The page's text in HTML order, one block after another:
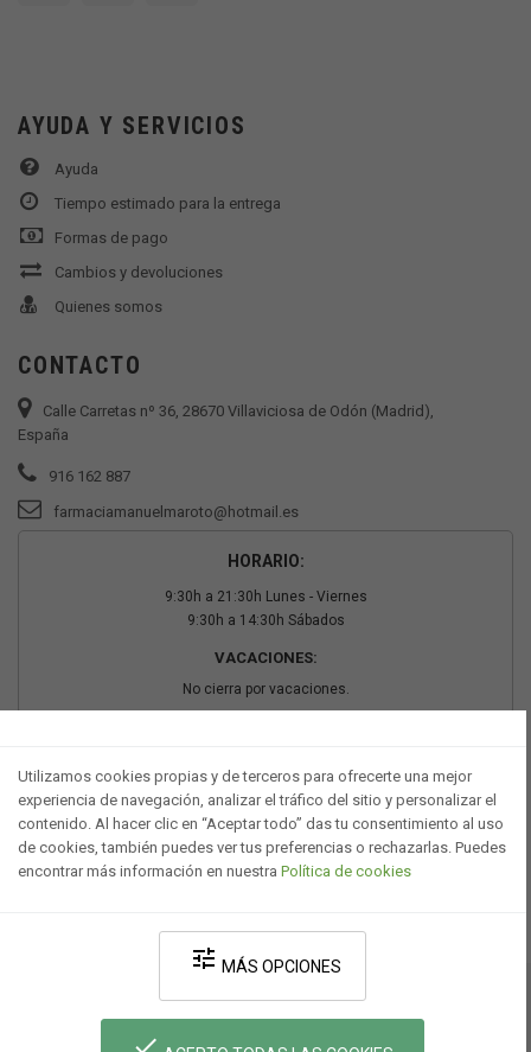
AYUDA Y SERVICIOS
Ayuda
Tiempo estimado para la entrega
Formas de pago
Cambios y devoluciones
Quienes somos
CONTACTO
Calle Carretas nº 36, 28670 Villaviciosa de Odón (Madrid),
España
916 162 887
farmaciamanuelmaroto@hotmail.es
HORARIO:
9:30h a 21:30h Lunes - Viernes
9:30h a 14:30h Sábados
VACACIONES:
No cierra por vacaciones.
Desarrollado por V·Farma-Política de privacidad-Política de cookies
Utilizamos cookies propias y de terceros para ofrecerte una mejor
experiencia de navegación, analizar el tráfico del sitio y personalizar el
contenido. Al hacer clic en “Aceptar todo” das tu consentimiento al uso
de cookies, también puedes ver tus preferencias o rechazarlas. Puedes
encontrar más información en nuestra Política de cookies
tune MÁS OPCIONES
done